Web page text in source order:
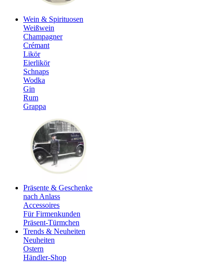
Wein & Spirituosen
Weißwein
Champagner
Crémant
Likör
Eierlikör
Schnaps
Wodka
Gin
Rum
Grappa
Präsente & Geschenke
nach Anlass
Accessoires
Für Firmenkunden
Präsent-Türmchen
Trends & Neuheiten
Neuheiten
Ostern
Händler-Shop